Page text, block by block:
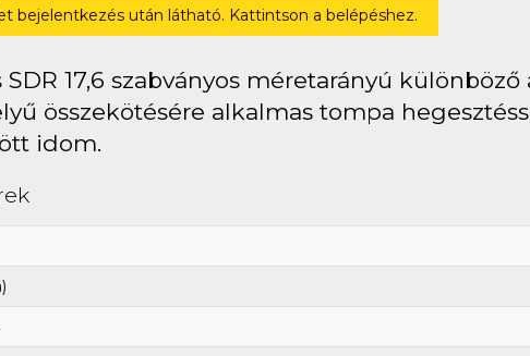
bejelentkezés után látható. Kattintson a belépéshez.
SDR 17,6 szabványos méretarányú
összekötésére alkalmas tompa
idom.